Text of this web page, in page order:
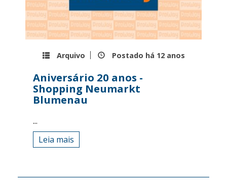
Arquivo Postado há 12 anos
Aniversário 20 anos -
Shopping Neumarkt
Blumenau
...
Leia mais